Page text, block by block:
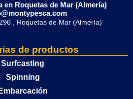
en Roquetas de Mar (Almería)
, Roquetas de Mar (Almería)
de productos
Surfcasting
Spinning
Embarcación